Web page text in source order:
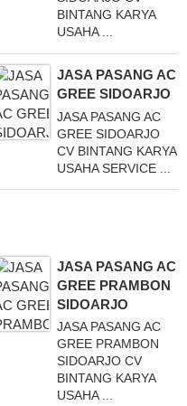
BINTANG KARYA
USAHA ...
JASA PASANG AC
GREE SIDOARJO
JASA PASANG AC
GREE SIDOARJO
CV BINTANG KARYA
USAHA SERVICE ...
JASA PASANG AC
GREE PRAMBON
SIDOARJO
JASA PASANG AC
GREE PRAMBON
SIDOARJO CV
BINTANG KARYA
USAHA ...